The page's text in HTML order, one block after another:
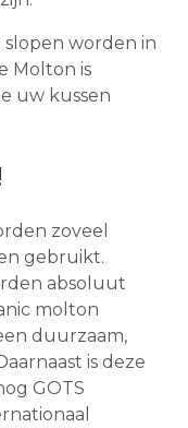
worden in
Molton is
uw kussen
zoveel
gebruikt.
absoluut
molton
duurzaam,
is deze
GOTS